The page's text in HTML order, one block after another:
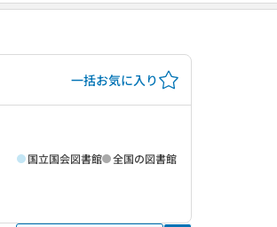
一括お気に入り
国立国会図書館 全国の図書館